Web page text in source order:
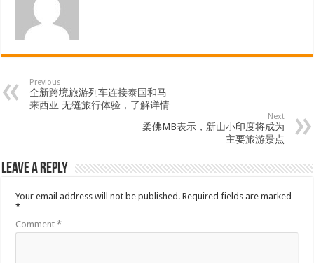
Previous
全新跨境旅游列车连接泰国和马
来西亚 无缝旅行体验，了解详情
Next
柔佛MB表示，新山小印度将成为
主要旅游景点
Leave a Reply
Your email address will not be published. Required fields are marked
*
Comment*